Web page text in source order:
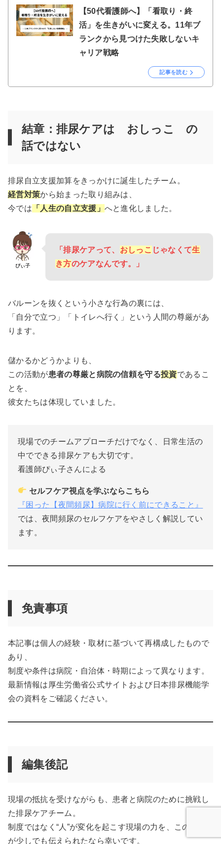
【50代看護師へ】「看取り・終
活」を生きがいに変える。11年ブ
ランクから見つけた失敗しないキ
ャリア戦略
記事を読む
結章：排尿ケアは おしっこ の
話ではない
排尿自立支援加算をきっかけに誕生したチーム。
経営対策から始まった取り組みは、
今では 「人生の自立支援」 へと進化しました。
ぴぃ子
「排尿ケアって、 おしっこ じゃなくて生
き方のケアなんです。」
バルーンを抜くという小さな行為の裏には、
「自分で立つ」「トイレへ行く」という人間の尊厳があ
ります。
儲かるかどうかよりも、
この活動が患者の尊厳と病院の信頼を守る投資であるこ
とを、
彼女たちは体現していました。
現場でのチームアプローチだけでなく、日常生活の
中でできる排尿ケアも大切です。
看護師ぴぃ子さんによる
セルフケア視点を学ぶならこちら
『困った【夜間頻尿】病院に行く前にできること』
では、夜間頻尿のセルフケアをやさしく解説してい
ます。
免責事項
本記事は個人の経験・取材に基づいて再構成したもので
あり、
制度や条件は病院・自治体・時期によって異なります。
最新情報は厚生労働省公式サイトおよび日本排尿機能学
会の資料をご確認ください。
編集後記
現場の抵抗を受けながらも、患者と病院のために挑戦し
た排尿ケアチーム。
制度ではなく“人”が変化を起こす現場の力を、この記事
が少しでも伝えられたなら幸いです。